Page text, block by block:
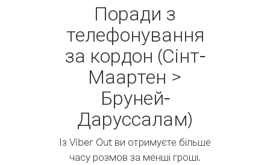
Поради з
телефонування
за кордон (Сінт-
Маартен >
Бруней-
Даруссалам)
Із Viber Out ви отримуєте більше
часу розмов за менші гроші.